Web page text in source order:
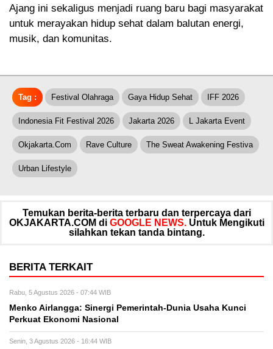
Ajang ini sekaligus menjadi ruang baru bagi masyarakat
untuk merayakan hidup sehat dalam balutan energi,
musik, dan komunitas.
Tag : Festival Olahraga Gaya Hidup Sehat IFF 2026
Indonesia Fit Festival 2026 Jakarta 2026 L Jakarta Event
Okjakarta.com Rave Culture The Sweat Awakening Festiva
Urban Lifestyle
Temukan berita-berita terbaru dan terpercaya dari
OKJAKARTA.COM di GOOGLE NEWS. Untuk Mengikuti
silahkan tekan tanda bintang.
BERITA TERKAIT
Rabu, 5 Agustus 2026 - 07:44 WIB
Menko Airlangga: Sinergi Pemerintah-Dunia Usaha Kunci
Perkuat Ekonomi Nasional
Senin, 3 Agustus 2026 - 16:44 WIB